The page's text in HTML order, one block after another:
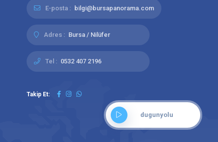
E-posta : bilgi@bursapanorama.com
Adres : Bursa / Nilüfer
Tel : 0532 407 2196
Takip Et:
dugunyolu